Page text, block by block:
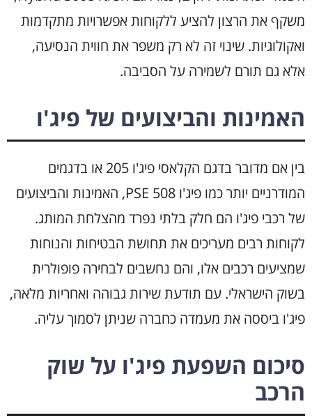
משקף את הרצון להציע ללקוחות אפשרויות מתקדמות
ואקולוגיות. שינוי זה לא רק משפר את חווית הנסיעה,
אלא גם תורם לשמירה על הסביבה.
האמינות והביצועים של פיג'ו
בין אם מדובר בדגם הקלאסי פיג'ו 205 או בדגמים
המודרניים יותר כמו פיג'ו 508 PSE, האמינות והביצועים
של רכבי פיג'ו הם חלק בלתי נפרד מהצלחת המותג.
לקוחות רבים מעריכים את תחושת הבטיחות והנוחות
שמציעים רכבים אלו, והם נחשבים לבחירה פופולרית
בשוק הישראלי. עם תודעת שירות גבוהה ואחריות מלאה,
פיג'ו ביססה את מעמדה כחברה שניתן לסמוך עליה.
סיכום השפעת פיג'ו על שוק
הרכב